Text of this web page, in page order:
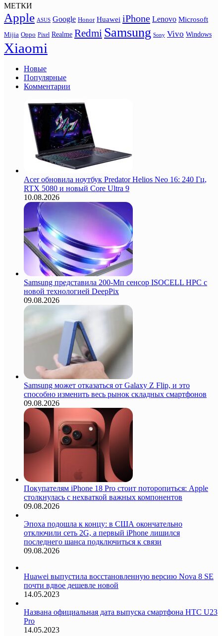
МЕТКИ
Apple ASUS Google Honor Huawei iPhone Lenovo Microsoft
Mijia Oppo Pixel Realme Redmi Samsung Sony Vivo Windows
Xiaomi
Новые
Популярные
Комментарии
Acer обновила ноутбук Predator Helios Neo 16: 240 Гц,
RTX 5080 и новый Core Ultra 9
10.08.2026
Samsung представила 200-Мп сенсор ISOCELL HPC с
новой технологией DeepPix
09.08.2026
Samsung может отказаться от Galaxy Z Flip, и это
способно изменить весь рынок складных смартфонов
09.08.2026
Покупателям iPhone 18 Pro стоит поторопиться: Apple
столкнулась с нехваткой важных компонентов
09.08.2026
Эпоха подошла к концу: в США окончательно
отключили сеть 2G, а первый iPhone лишился
последнего шанса подключиться к связи
09.08.2026
Huawei выпустила восстановленную версию Nova 8 SE
почти вдвое дешевле новой
14.05.2023
Названа официальная дата выпуска смартфона HTC U23
Pro
14.05.2023